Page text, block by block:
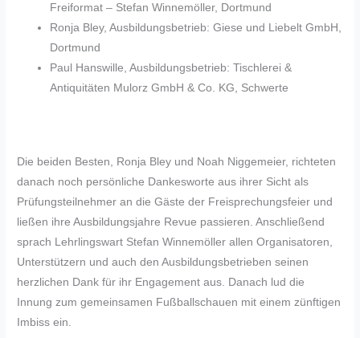
Freiformat – Stefan Winnemöller, Dortmund
Ronja Bley, Ausbildungsbetrieb: Giese und Liebelt GmbH,
Dortmund
Paul Hanswille, Ausbildungsbetrieb: Tischlerei &
Antiquitäten Mulorz GmbH & Co. KG, Schwerte
Die beiden Besten, Ronja Bley und Noah Niggemeier, richteten
danach noch persönliche Dankesworte aus ihrer Sicht als
Prüfungsteilnehmer an die Gäste der Freisprechungsfeier und
ließen ihre Ausbildungsjahre Revue passieren. Anschließend
sprach Lehrlingswart Stefan Winnemöller allen Organisatoren,
Unterstützern und auch den Ausbildungsbetrieben seinen
herzlichen Dank für ihr Engagement aus. Danach lud die
Innung zum gemeinsamen Fußballschauen mit einem zünftigen
Imbiss ein.